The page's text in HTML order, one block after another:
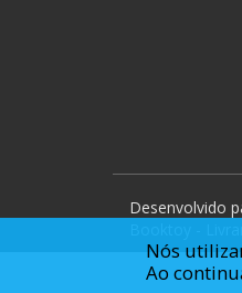
Desenvolvido
Nós
Ao